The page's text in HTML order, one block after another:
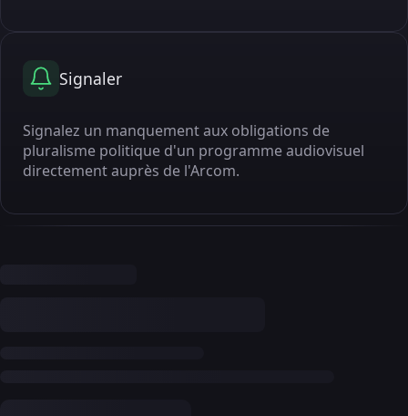
Signaler
Signalez un manquement aux obligations de
pluralisme politique d'un programme audiovisuel
directement auprès de l'Arcom.